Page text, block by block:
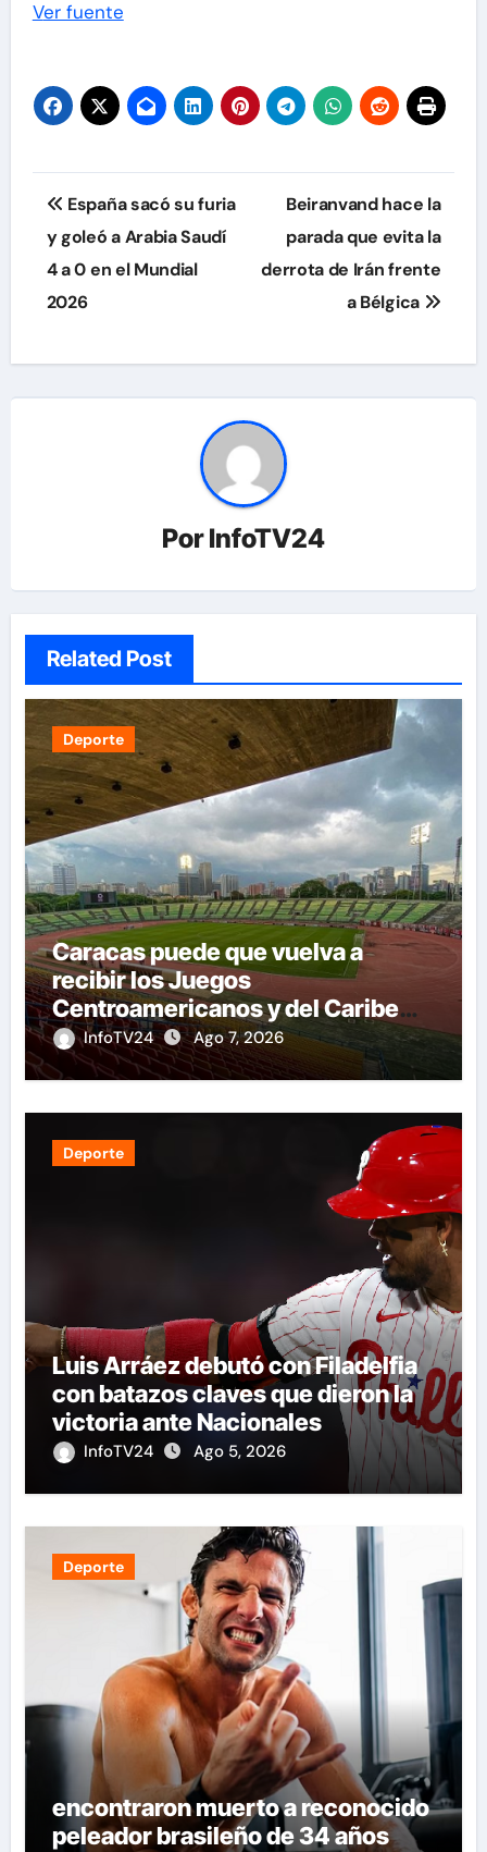
Ver fuente
Navegación
de
entradas
España sacó su furia
y goleó a Arabia Saudí
4 a 0 en el Mundial
2026
Beiranvand hace la
parada que evita la
derrota de Irán frente
a Bélgica
PorInfoTV24
Related Post
Deporte
Caracas puede que vuelva a
recibir los Juegos
Centroamericanos y del Caribe
tras mas de 70 años
InfoTV24 Ago 7, 2026
Deporte
Luis Arráez debutó con Filadelfia
con batazos claves que dieron la
victoria ante Nacionales
InfoTV24 Ago 5, 2026
Deporte
encontraron muerto a reconocido
peleador brasileño de 34 años